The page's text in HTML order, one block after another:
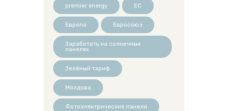
premier energy ЕС
Европа Евросоюз
Заработать на солнечных
панелях
Зелёный тариф
Молдова
Фотоэлектрические панели